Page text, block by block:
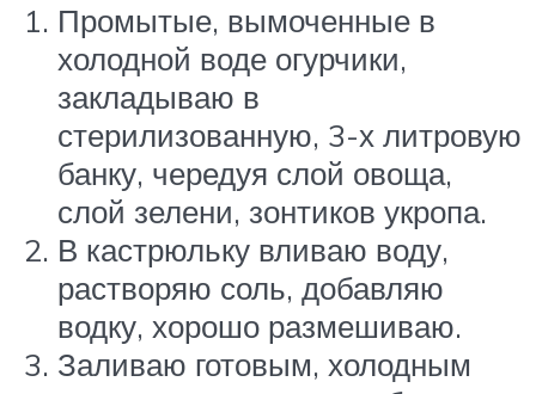
Промытые, вымоченные в
холодной воде огурчики,
закладываю в
стерилизованную, 3-х литровую
банку, чередуя слой овоща,
слой зелени, зонтиков укропа.
В кастрюльку вливаю воду,
растворяю соль, добавляю
водку, хорошо размешиваю.
Заливаю готовым, холодным